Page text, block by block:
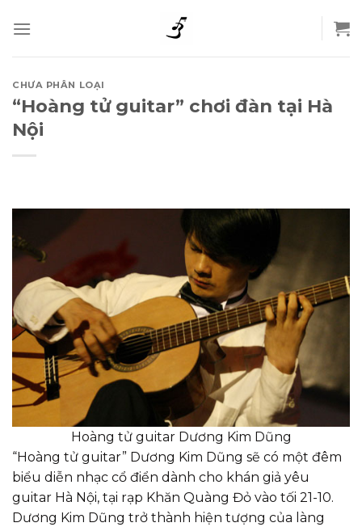
to
content
CHƯA PHÂN LOẠI
“Hoàng tử guitar” chơi đàn tại Hà
Nội
Hoàng tử guitar Dương Kim Dũng
“Hoàng tử guitar” Dương Kim Dũng sẽ có một đêm
biểu diễn nhạc cổ điển dành cho khán giả yêu
guitar Hà Nội, tại rạp Khăn Quàng Đỏ vào tối 21-10.
Dương Kim Dũng trở thành hiện tượng của làng